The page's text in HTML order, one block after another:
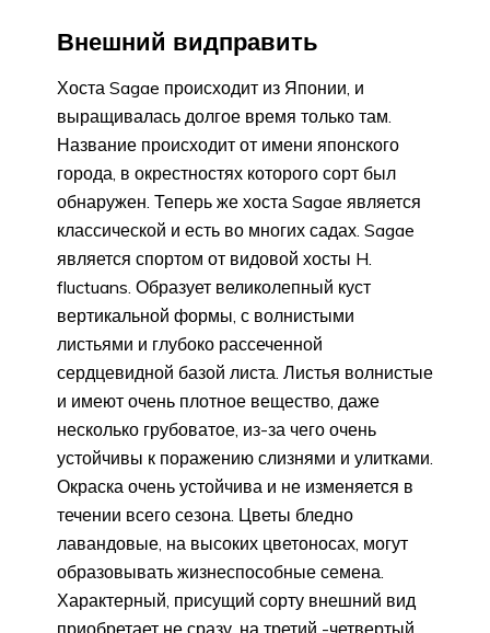
Внешний видправить
Хоста Sagae происходит из Японии, и
выращивалась долгое время только там.
Название происходит от имени японского
города, в окрестностях которого сорт был
обнаружен. Теперь же хоста Sagae является
классической и есть во многих садах. Sagae
является спортом от видовой хосты H.
fluctuans. Образует великолепный куст
вертикальной формы, с волнистыми
листьями и глубоко рассеченной
сердцевидной базой листа. Листья волнистые
и имеют очень плотное вещество, даже
несколько грубоватое, из-за чего очень
устойчивы к поражению слизнями и улитками.
Окраска очень устойчива и не изменяется в
течении всего сезона. Цветы бледно
лавандовые, на высоких цветоносах, могут
образовывать жизнеспособные семена.
Характерный, присущий сорту внешний вид